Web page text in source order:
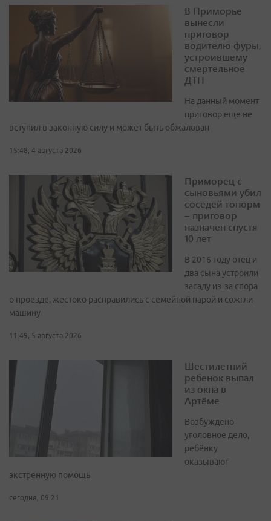
В Приморье
вынесли
приговор
водителю фуры,
устроившему
смертельное
ДТП
На данный момент
приговор еще не
вступил в законную силу и может быть обжалован
15:48, 4 августа 2026
Приморец с
сыновьями убил
соседей топорм
– приговор
назначен спустя
10 лет
В 2016 году отец и
два сына устроили
засаду из‑за спора
о проезде, жестоко расправились с семейной парой и сожгли
машину
11:49, 5 августа 2026
Шестилетний
ребенок выпал
из окна в
Артёме
Возбуждено
уголовное дело,
ребёнку
оказывают
экстренную помощь
сегодня, 09:21